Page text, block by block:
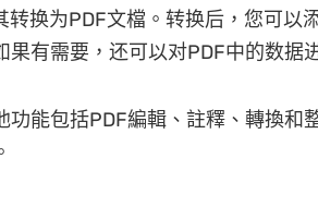
换为PDF文檔。转换后，您可以
有需要，还可以对PDF中的数据
能包括PDF編輯、註釋、轉換和